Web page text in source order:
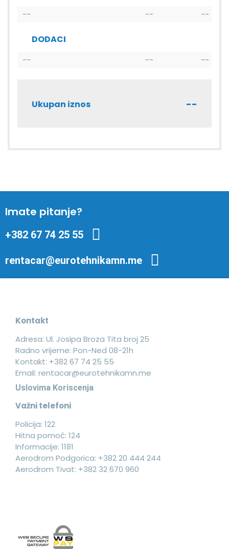
-- -- --
DODACI
-- -- --
Ukupan iznos --
Imate pitanje?
+382 67 74 25 55
rentacar@eurotehnikamn.me
Kontakt
Adresa: Ul. Josipa Broza Tita broj 25
Radno vrijeme: Pon-Ned 08-21h
Kontakt: +382 67 74 25 55
Email: rentacar@eurotehnikamn.me
Uslovima Koriscenja
Važni telefoni
Policija: 122
Hitna pomoć: 124
Informacije: 1181
Aerodrom Podgorica: +382 20 444 244
Aerodrom Tivat: +382 32 670 960